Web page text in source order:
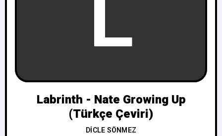
Labrinth - Nate Growing Up
(Türkçe Çeviri)
DICLE SÖNMEZ